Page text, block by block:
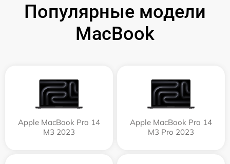
Популярные модели
MacBook
Apple MacBook Pro 14
M3 2023
Apple MacBook Pro 14
M3 Pro 2023